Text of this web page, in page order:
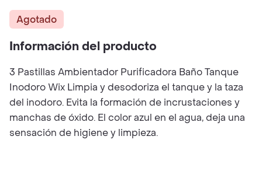
Agotado
Información del producto
3 Pastillas Ambientador Purificadora Baño Tanque
Inodoro Wix Limpia y desodoriza el tanque y la taza
del inodoro. Evita la formación de incrustaciones y
manchas de óxido. El color azul en el agua, deja una
sensación de higiene y limpieza.